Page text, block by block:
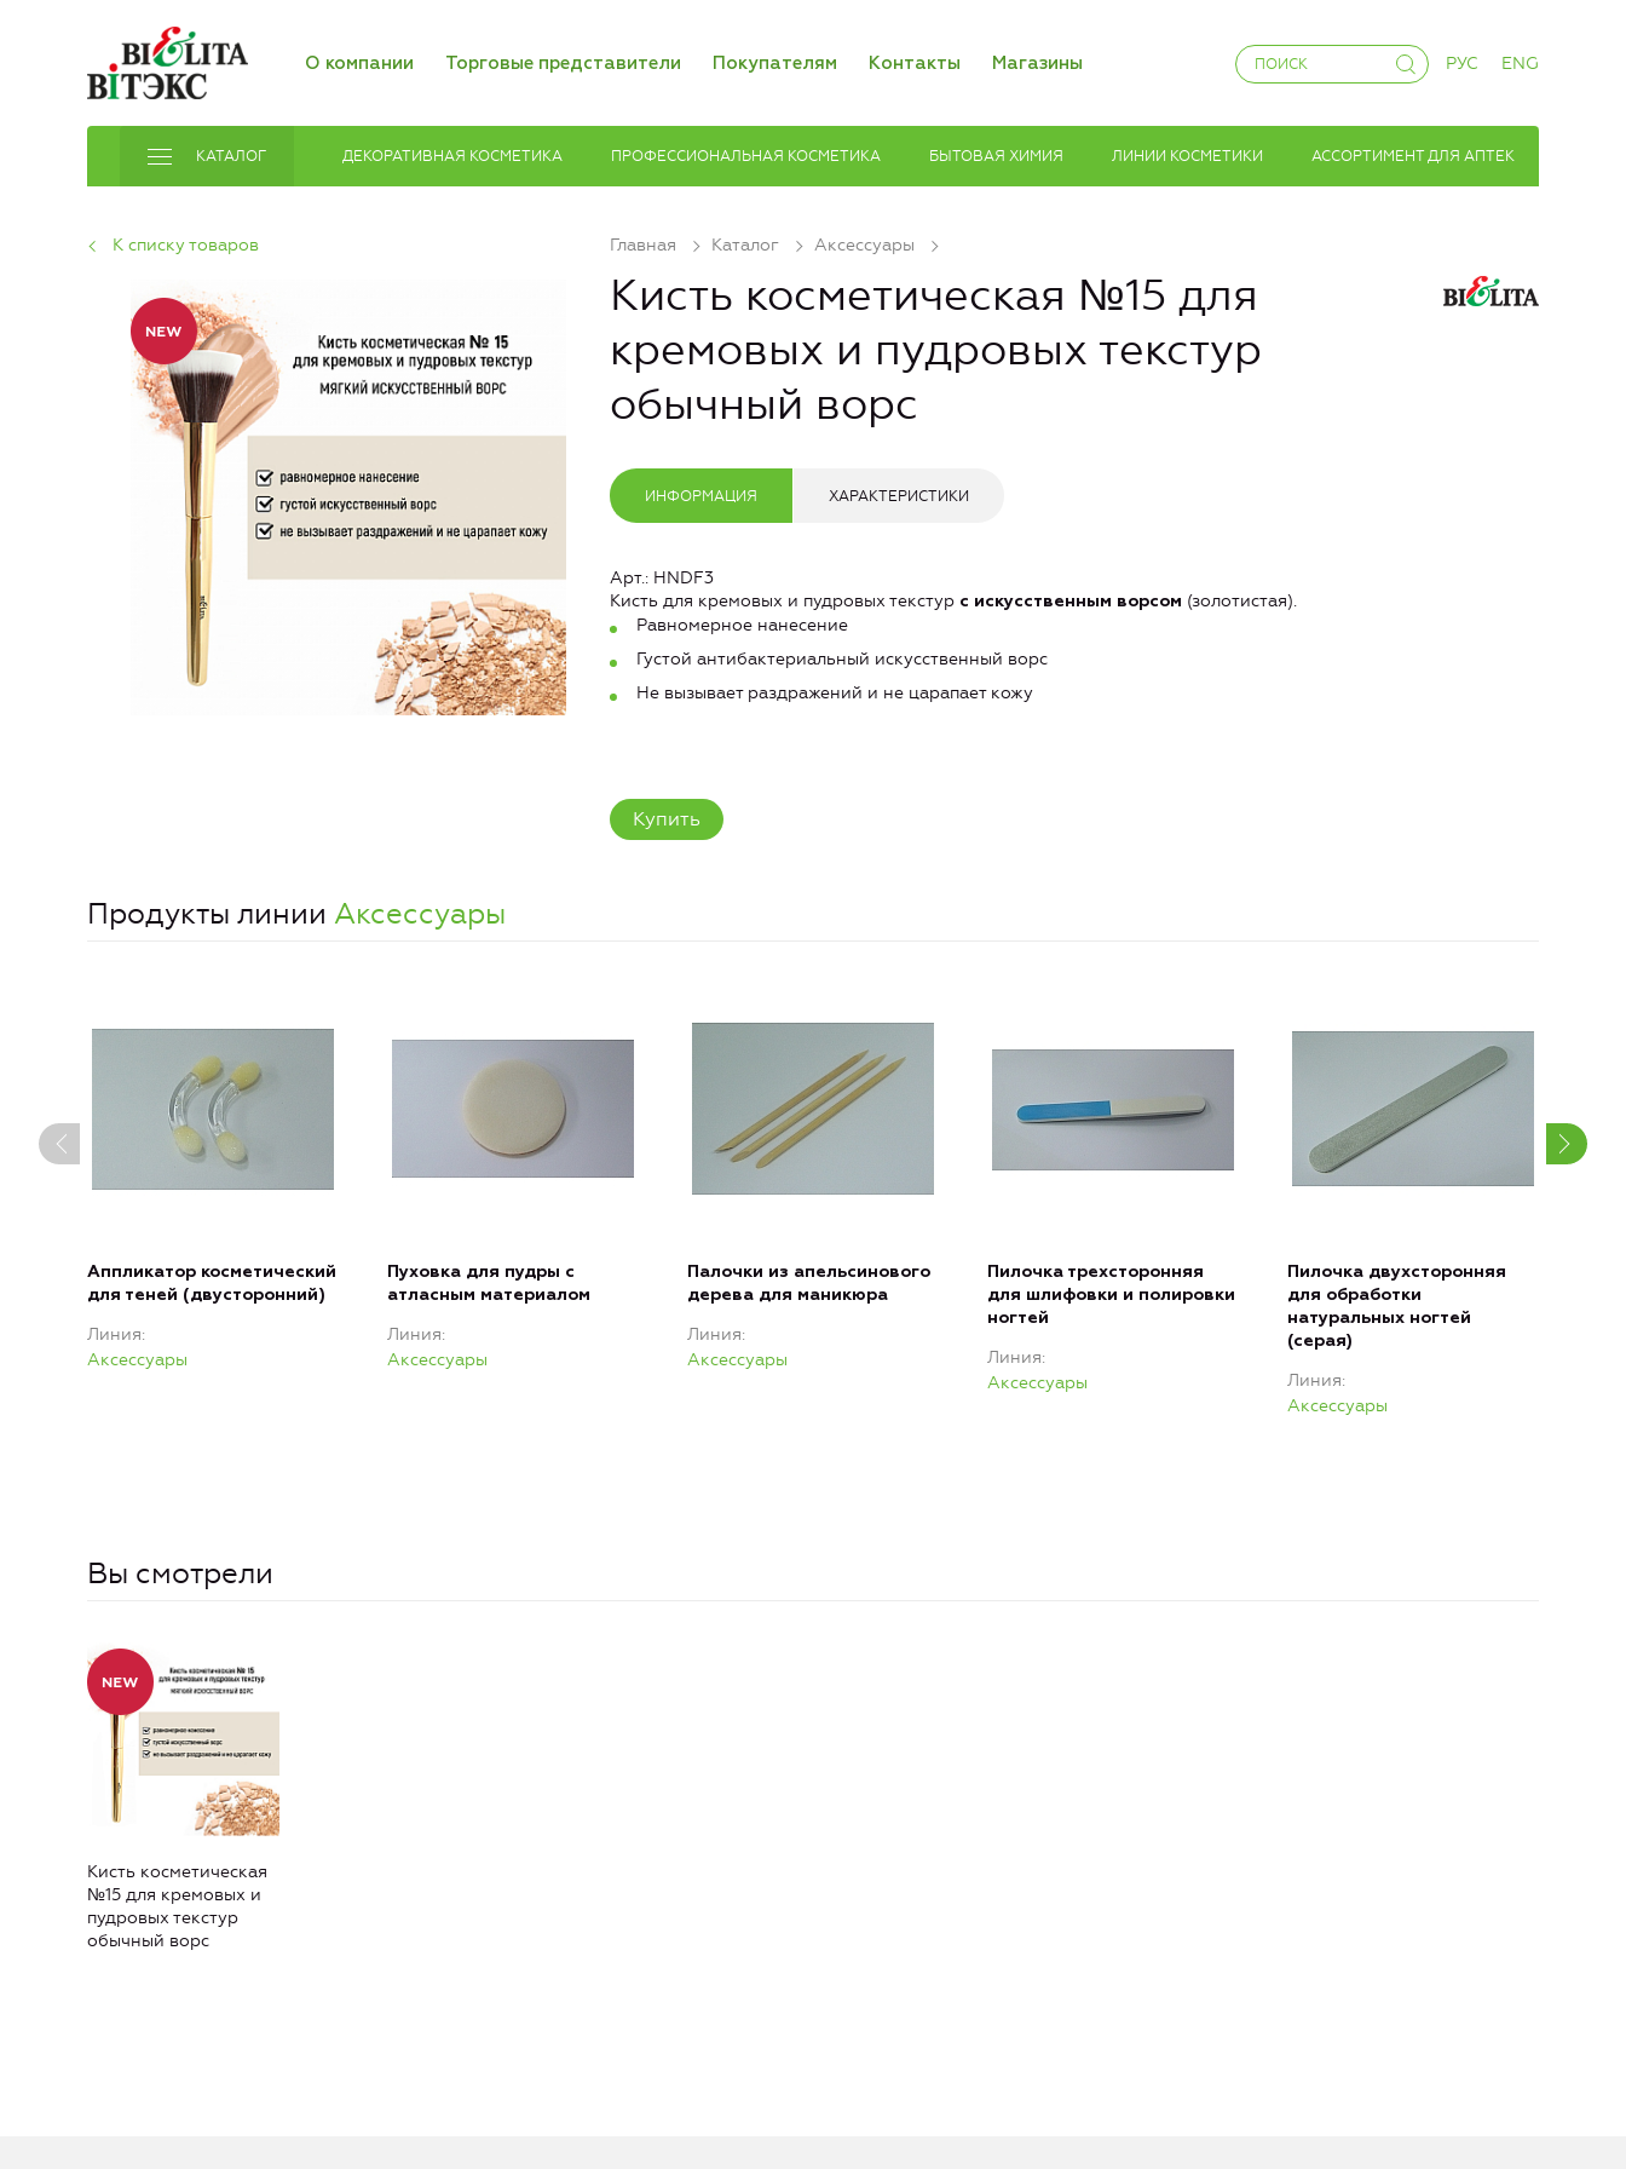
О компании Торговые представители Покупателям Контакты Магазины РУС ENG
КАТАЛОГ ДЕКОРАТИВНАЯ КОСМЕТИКА ПРОФЕССИОНАЛЬНАЯ КОСМЕТИКА БЫТОВАЯ ХИМИЯ ЛИНИИ КОСМЕТИКИ АССОРТИМЕНТ ДЛЯ АПТЕК
Главная Каталог Аксессуары
К списку товаров
Кисть косметическая №15 для
кремовых и пудровых текстур
обычный ворс
ИНФОРМАЦИЯ ХАРАКТЕРИСТИКИ
Арт.: HNDF3
Кисть для кремовых и пудровых текстур с искусственным ворсом (золотистая).
Равномерное нанесение
Густой антибактериальный искусственный ворс
Не вызывает раздражений и не царапает кожу
Купить
Продукты линии Аксессуары
Аппликатор косметический
для теней (двусторонний)
Линия
Аксессуары
Пуховка для пудры с
атласным материалом
Линия
Аксессуары
Палочки из апельсинового
дерева для маникюра
Линия
Аксессуары
Пилочка трехсторонняя
для шлифовки и полировки
ногтей
Линия
Аксессуары
Пилочка двухсторонняя
для обработки
натуральных ногтей
(серая)
Линия
Аксессуары
Вы смотрели
Кисть косметическая
№15 для кремовых и
пудровых текстур
обычный ворс